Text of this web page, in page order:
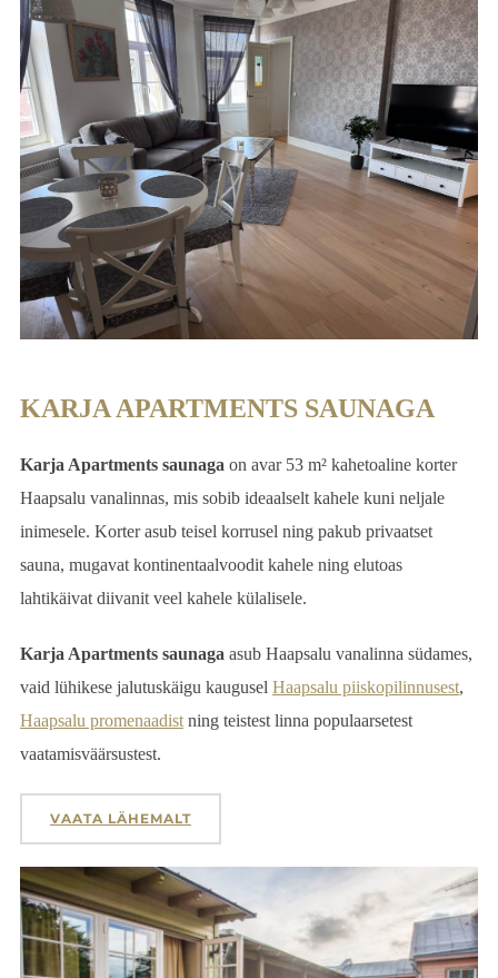
KARJA APARTMENTS SAUNAGA
Karja Apartments saunaga on avar 53 m² kahetoaline korter
Haapsalu vanalinnas, mis sobib ideaalselt kahele kuni neljale
inimesele. Korter asub teisel korrusel ning pakub privaatset
sauna, mugavat kontinentaalvoodit kahele ning elutoas
lahtikäivat diivanit veel kahele külalisele.
Karja Apartments saunaga asub Haapsalu vanalinna südames,
vaid lühikese jalutuskäigu kaugusel Haapsalu piiskopilinnusest,
Haapsalu promenaadistning teistest linna populaarsetest
vaatamisväärsustest.
VAATA LÄHEMALT